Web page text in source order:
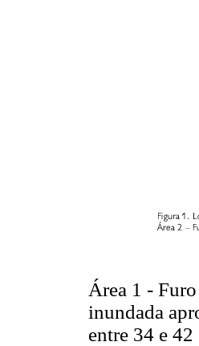
Área 1 -
inundada
entre 34 e